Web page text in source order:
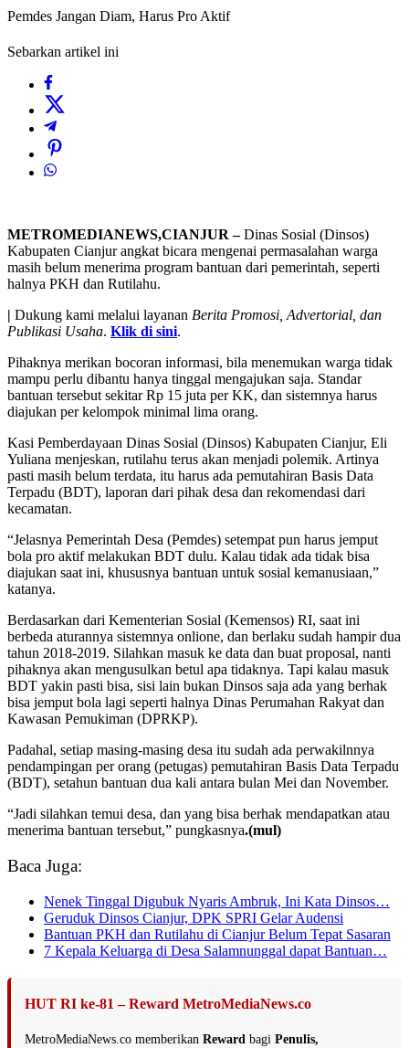
Pemdes Jangan Diam, Harus Pro Aktif
Sebarkan artikel ini
METROMEDIANEWS,CIANJUR –Dinas Sosial (Dinsos)
Kabupaten Cianjur angkat bicara mengenai permasalahan warga
masih belum menerima program bantuan dari pemerintah, seperti
halnya PKH dan Rutilahu.
| Dukung kami melalui layanan Berita Promosi, Advertorial, dan
Publikasi Usaha. Klik di sini.
Pihaknya merikan bocoran informasi, bila menemukan warga tidak
mampu perlu dibantu hanya tinggal mengajukan saja. Standar
bantuan tersebut sekitar Rp 15 juta per KK, dan sistemnya harus
diajukan per kelompok minimal lima orang.
Kasi Pemberdayaan Dinas Sosial (Dinsos) Kabupaten Cianjur, Eli
Yuliana menjeskan, rutilahu terus akan menjadi polemik. Artinya
pasti masih belum terdata, itu harus ada pemutahiran Basis Data
Terpadu (BDT), laporan dari pihak desa dan rekomendasi dari
kecamatan.
“Jelasnya Pemerintah Desa (Pemdes) setempat pun harus jemput
bola pro aktif melakukan BDT dulu. Kalau tidak ada tidak bisa
diajukan saat ini, khususnya bantuan untuk sosial kemanusiaan,”
katanya.
Berdasarkan dari Kementerian Sosial (Kemensos) RI, saat ini
berbeda aturannya sistemnya onlione, dan berlaku sudah hampir dua
tahun 2018-2019. Silahkan masuk ke data dan buat proposal, nanti
pihaknya akan mengusulkan betul apa tidaknya. Tapi kalau masuk
BDT yakin pasti bisa, sisi lain bukan Dinsos saja ada yang berhak
bisa jemput bola lagi seperti halnya Dinas Perumahan Rakyat dan
Kawasan Pemukiman (DPRKP).
Padahal, setiap masing-masing desa itu sudah ada perwakilnnya
pendampingan per orang (petugas) pemutahiran Basis Data Terpadu
(BDT), setahun bantuan dua kali antara bulan Mei dan November.
“Jadi silahkan temui desa, dan yang bisa berhak mendapatkan atau
menerima bantuan tersebut,” pungkasnya.(mul)
Baca Juga:
Nenek Tinggal Digubuk Nyaris Ambruk, Ini Kata Dinsos…
Geruduk Dinsos Cianjur, DPK SPRI Gelar Audensi
Bantuan PKH dan Rutilahu di Cianjur Belum Tepat Sasaran
7 Kepala Keluarga di Desa Salamnunggal dapat Bantuan…
HUT RI ke-81 – Reward MetroMediaNews.co
MetroMediaNews.co memberikan Reward bagi Penulis,